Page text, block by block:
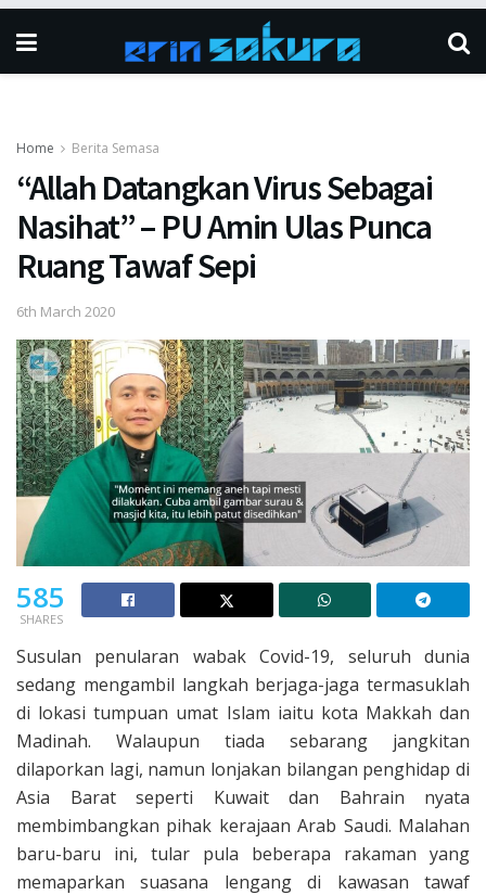
Home Berita Semasa
“Allah Datangkan Virus Sebagai
Nasihat” – PU Amin Ulas Punca
Ruang Tawaf Sepi
6th March 2020
585
SHARES
Susulan penularan wabak Covid-19, seluruh dunia
sedang mengambil langkah berjaga-jaga termasuklah
di lokasi tumpuan umat Islam iaitu kota Makkah dan
Madinah. Walaupun tiada sebarang jangkitan
dilaporkan lagi, namun lonjakan bilangan penghidap di
Asia Barat seperti Kuwait dan Bahrain nyata
membimbangkan pihak kerajaan Arab Saudi. Malahan
baru-baru ini, tular pula beberapa rakaman yang
memaparkan suasana lengang di kawasan tawaf